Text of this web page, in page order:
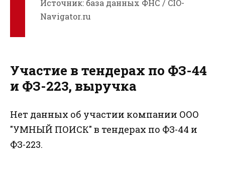
Источник: база данных ФНС / CIO-
Navigator.ru
Участие в тендерах по ФЗ-44
и ФЗ-223, выручка
Нет данных об участии компании ООО
"УМНЫЙ ПОИСК" в тендерах по ФЗ-44 и
ФЗ-223.